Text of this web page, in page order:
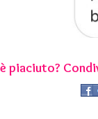
piaciuto?